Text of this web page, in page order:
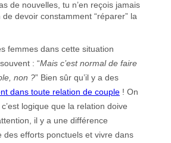
de nouvelles, tu n’en reçois jamais
de devoir constamment “réparer” la
femmes dans cette situation
: “Mais c’est normal de faire
non ?” Bien sûr qu’il y a des
dans toute relation de couple ! On
logique que la relation doive
il y a une différence
des efforts ponctuels et vivre dans